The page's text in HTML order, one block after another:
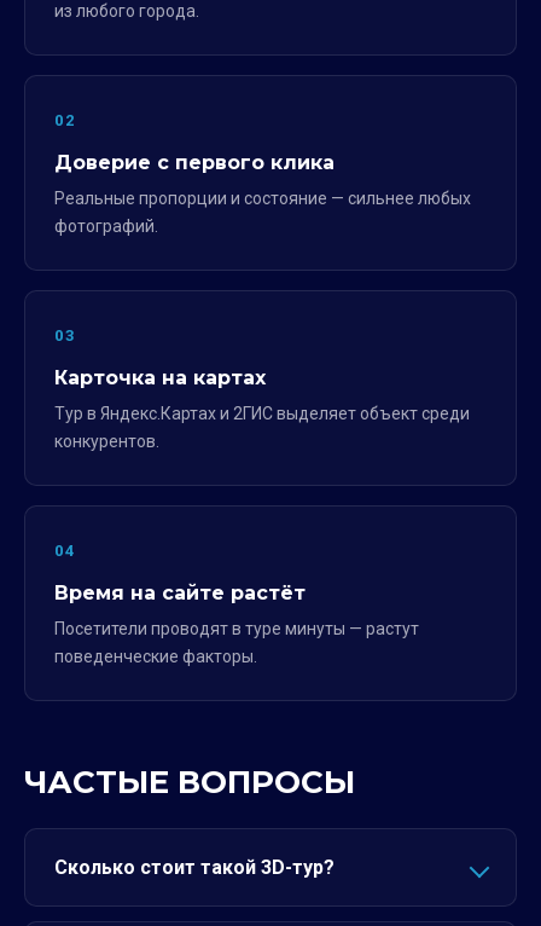
из любого города.
02
Доверие с первого клика
Реальные пропорции и состояние — сильнее любых
фотографий.
03
Карточка на картах
Тур в Яндекс.Картах и 2ГИС выделяет объект среди
конкурентов.
04
Время на сайте растёт
Посетители проводят в туре минуты — растут
поведенческие факторы.
ЧАСТЫЕ ВОПРОСЫ
Сколько стоит такой 3D-тур?